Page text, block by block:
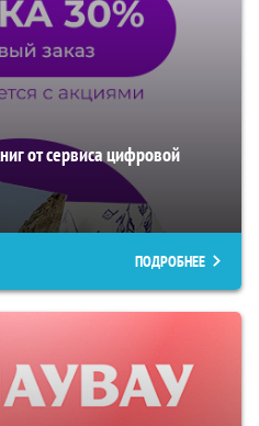
от сервиса цифровой
ПОДРОБНЕЕ